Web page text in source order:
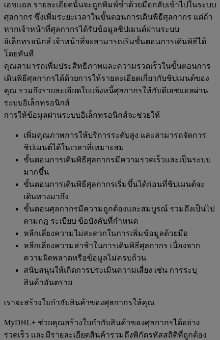
เอชแอล รายละเอียดนั้นจะถูกพิมพ์ซ้ำด้วยมือกลับเข้าไปในระบบ
ศุลกากร ซึ่งเพิ่มระยะเวลาในขั้นตอนการเดินพิธีศุลกากร แต่ถ้า
หากเจ้าหน้าที่ศุลกากรได้รับข้อมูลชิปเมนต์ผ่านระบบ
อิเล็กทรอนิกส์ เจ้าหน้าที่จะสามารถเริ่มขั้นตอนการเดินพิธีได้
โดยทันที
คุณสามารถเพิ่มประสิทธิภาพและความรวดเร็วในขั้นตอนการ
เดินพิธีศุลกากรได้ด้วยการให้รายละเอียดเกี่ยวกับชิปเมนต์ของ
คุณ รวมถึงรายละเอียดใบแจ้งหนี้ศุลกากรให้กับดีเอชแอลผ่าน
ระบบอิเล็กทรอนิกส์
การให้ข้อมูลผ่านระบบอิเล็กทรอนิกส์จะช่วยให้
เพิ่มคุณภาพการให้บริการระดับสูง และสามารถจัดการ
ชิปเมนต์ได้ในเวลาที่เหมาะสม
ขั้นตอนการเดินพิธีศุลกากรมีความรวดเร็วและเป็นระบบ
มากขึ้น
ขั้นตอนการเดินพิธีศุลกากรเริ่มขึ้นได้ก่อนที่ชิปเมนต์จะ
เดินทางมาถึง
ขั้นตอนศุลกากรมีความถูกต้องและสมบูรณ์ รวมถึงเป็นไป
ตามกฎ ระเบียบ ข้อบังคับที่กำหนด
หลีกเลี่ยงความไม่สะดวกในการเพิ่มข้อมูลด้วยมือ
หลีกเลี่ยงความล่าช้าในการเดินพิธีศุลกากร เนื่องจาก
ความผิดพลาดหรือข้อมูลไม่ครบถ้วน
สนับสนุนให้เกิดการประเมินความเสี่ยง เช่น การระบุ
สินค้าอันตราย
เราจะสร้างใบกำกับสินค้าของศุลกากรให้คุณ
MyDHL+ ช่วยคุณสร้างใบกำกับสินค้าของศุลกากรได้อย่าง
รวดเร็ว และมีรายละเอียดสินค้ารวมถึงพิกัดรหัสสถิติที่ถูกต้อง